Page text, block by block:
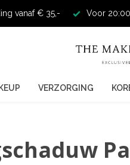
vanaf € 35,- Voor
VERZORGING